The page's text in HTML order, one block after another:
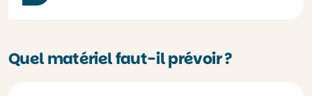
Quel matériel faut-il prévoir ?